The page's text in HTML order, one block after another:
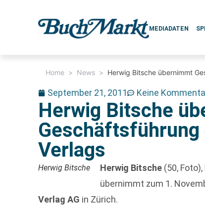
MEDIADATEN
Home > News > Herwig Bitsche übernimmt
September 21, 2011 Keine
Herwig Bitsche
Geschäftsführung
Verlags
Herwig Bitsche Herwig Bitsche (50,
übernimmt zum 1.
Verlag AG in Zürich.